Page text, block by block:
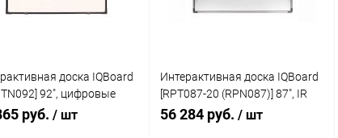
доска IQBoard
TN092] 92", цифровые
10 касаний, USB,
руб. / шт
Интерактивная доска IQBoard
[RPT087-20 (RPN087)] 87", IR
технология, 20 касаний, USB,
56 284 руб. / шт